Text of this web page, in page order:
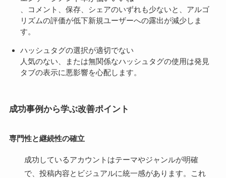
、コメント、保存、シェアのいずれも少ないと、アルゴ
リズムの評価が低下新規ユーザーへの露出が減少しま
す。
ハッシュタグの選択が適切でない
人気のない、または無関係なハッシュタグの使用は発見
タブの表示に悪影響を心配します。
成功事例から学ぶ改善ポイント
専門性と継続性の確立
成功しているアカウントはテーマやジャンルが明確
で、投稿内容とビジュアルに統一感があります。これ